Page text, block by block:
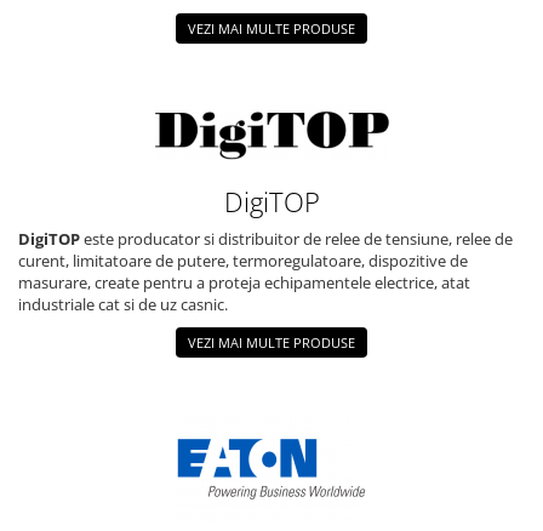
VEZI MAI MULTE PRODUSE
DigiTOP
DigiTOPeste producator si distribuitor de relee de tensiune, relee de
curent, limitatoare de putere, termoregulatoare, dispozitive de
masurare, create pentru a proteja echipamentele electrice, atat
industriale cat si de uz casnic.
VEZI MAI MULTE PRODUSE